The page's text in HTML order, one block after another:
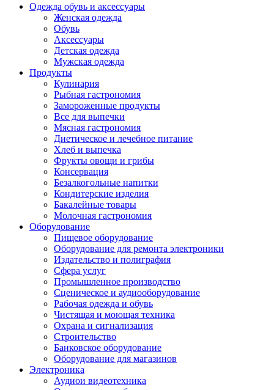
Одежда обувь и аксессуары
Женская одежда
Обувь
Аксессуары
Детская одежда
Мужская одежда
Продукты
Кулинария
Рыбная гастрономия
Замороженные продукты
Все для выпечки
Мясная гастрономия
Диетическое и лечебное питание
Хлеб и выпечка
Фрукты овощи и грибы
Консервация
Безалкогольные напитки
Кондитерские изделия
Бакалейные товары
Молочная гастрономия
Оборудование
Пищевое оборудование
Оборудование для ремонта электроники
Издательство и полиграфия
Сфера услуг
Промышленное производство
Сценическое и аудиооборудование
Рабочая одежда и обувь
Чистящая и моющая техника
Охрана и сигнализация
Строительство
Банковское оборудование
Оборудование для магазинов
Электроника
Аудиои видеотехника